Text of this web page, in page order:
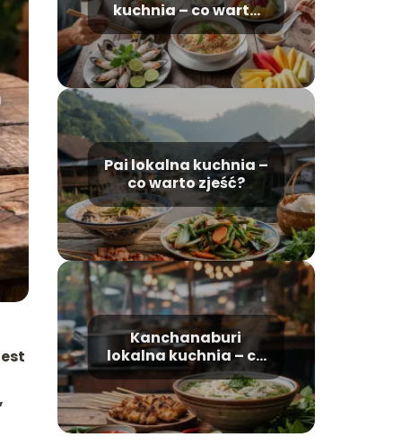
kuchnia – co warto
zjeść?
Pai lokalna kuchnia –
co warto zjeść?
Kanchanaburi
lokalna kuchnia – co
warto zjeść?